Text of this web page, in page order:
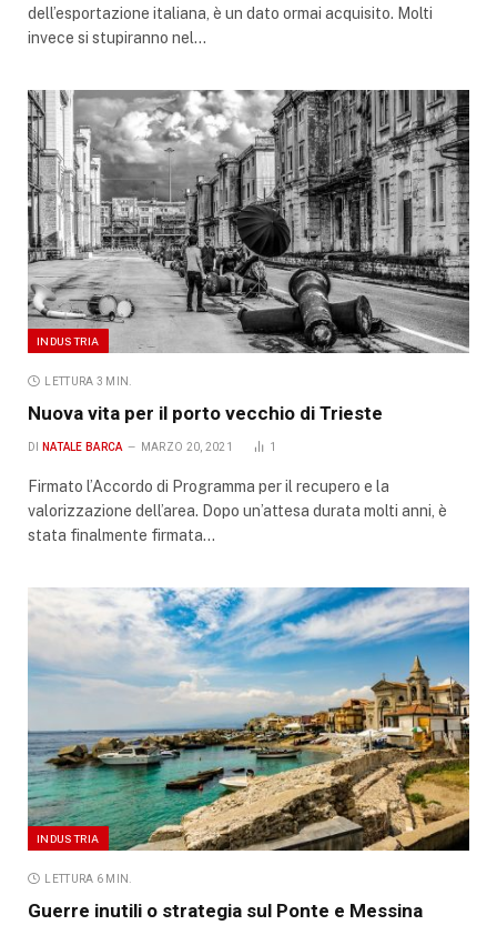
dell’esportazione italiana, è un dato ormai acquisito. Molti
invece si stupiranno nel…
INDUSTRIA
LETTURA 3 MIN.
Nuova vita per il porto vecchio di Trieste
DI NATALE BARCA MARZO 20, 2021 1
Firmato l’Accordo di Programma per il recupero e la
valorizzazione dell’area. Dopo un’attesa durata molti anni, è
stata finalmente firmata…
INDUSTRIA
LETTURA 6 MIN.
Guerre inutili o strategia sul Ponte e Messina